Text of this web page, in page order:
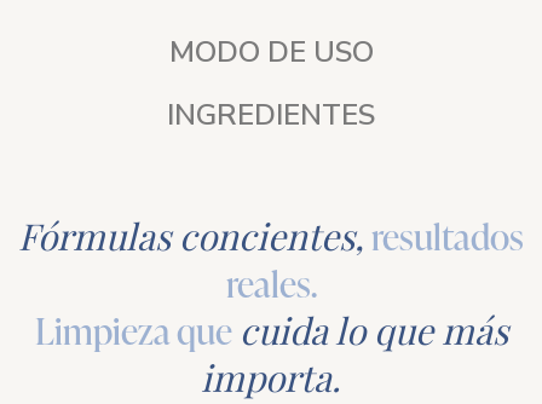
MODO DE USO
INGREDIENTES
Fórmulas concientes,resultados
reales.
Limpieza que cuida lo que más
importa.